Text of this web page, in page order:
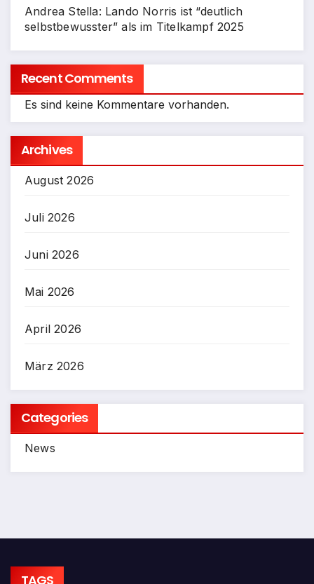
Andrea Stella: Lando Norris ist “deutlich
selbstbewusster” als im Titelkampf 2025
Recent Comments
Es sind keine Kommentare vorhanden.
Archives
August 2026
Juli 2026
Juni 2026
Mai 2026
April 2026
März 2026
Categories
News
TAGS